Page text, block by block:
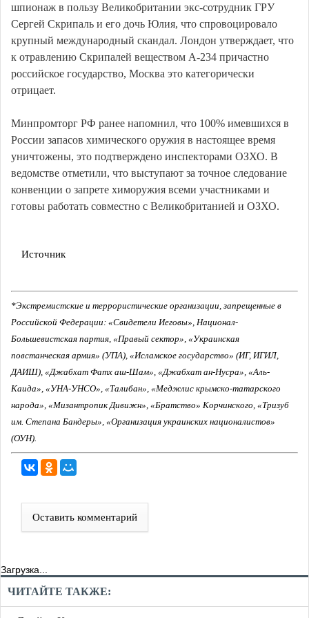
шпионаж в пользу Великобритании экс-сотрудник ГРУ
Сергей Скрипаль и его дочь Юлия, что спровоцировало
крупный международный скандал. Лондон утверждает, что
к отравлению Скрипалей веществом А-234 причастно
российское государство, Москва это категорически
отрицает.
Минпромторг РФ ранее напомнил, что 100% имевшихся в
России запасов химического оружия в настоящее время
уничтожены, это подтверждено инспекторами ОЗХО. В
ведомстве отметили, что выступают за точное следование
конвенции о запрете химоружия всеми участниками и
готовы работать совместно с Великобританией и ОЗХО.
Источник
*Экстремистские и террористические организации, запрещенные в
Российской Федерации: «Свидетели Иеговы», Национал-
Большевистская партия, «Правый сектор», «Украинская
повстанческая армия» (УПА), «Исламское государство» (ИГ, ИГИЛ,
ДАИШ), «Джабхат Фатх аш-Шам», «Джабхат ан-Нусра», «Аль-
Каида», «УНА-УНСО», «Талибан», «Меджлис крымско-татарского
народа», «Мизантропик Дивижн», «Братство» Корчинского, «Тризуб
им. Степана Бандеры», «Организация украинских националистов»
(ОУН).
Оставить комментарий
Загрузка...
ЧИТАЙТЕ ТАКЖЕ: